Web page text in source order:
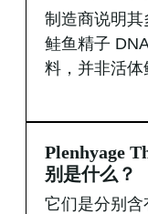
制造商说明
鲑鱼精子
料，并非活体
Plenhyage
别是什么？
它们是分别